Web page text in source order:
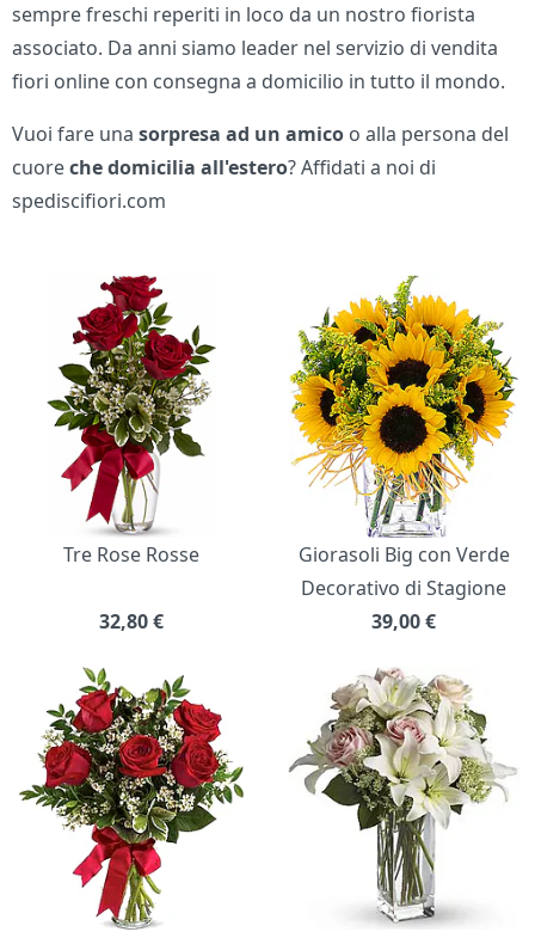
sempre freschi reperiti in loco da un nostro fiorista
associato. Da anni siamo leader nel servizio di vendita
fiori online con consegna a domicilio in tutto il mondo.
Vuoi fare unasorpresa ad un amico o alla persona del
cuoreche domicilia all'estero? Affidati a noi di
spediscifiori.com
Bouquet di fiori
Tre Rose Rosse
32,80€
Giorasoli Big con Verde
Decorativo di Stagione
39,00€